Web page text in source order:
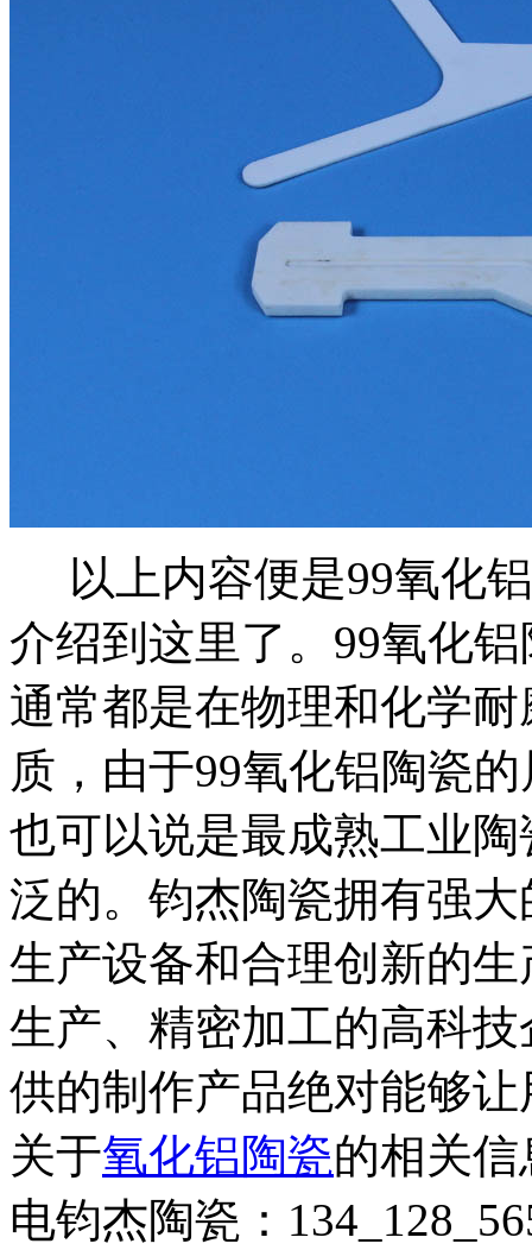
以上内容便是99氧化
介绍到这里了。99氧化
通常都是在物理和化学
质，由于99氧化铝陶瓷
也可以说是最成熟工业
泛的。钧杰陶瓷拥有强
生产设备和合理创新的
生产、精密加工的高科
供的制作产品绝对能够
关于氧化铝陶瓷的相关
电钧杰陶瓷：